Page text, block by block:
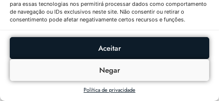
para essas tecnologias nos permitirá processar dados como comportamento
de navegação ou IDs exclusivos neste site. Não consentir ou retirar o
consentimento pode afetar negativamente certos recursos e funções.
Aceitar
Negar
Política de privacidade
As Criptomoedas Que Mais
Valorizaram E Desvalorizaram
Ações Com Maiores Altas E
Baixas No IBOVESPA Em